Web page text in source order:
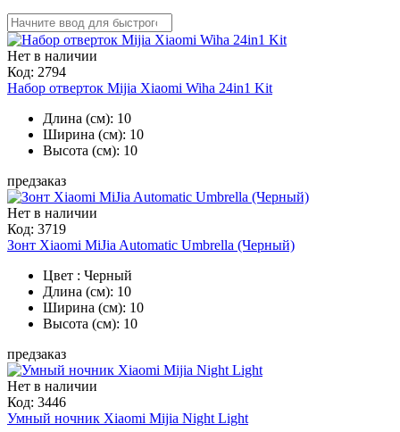
Нет в наличии
Код: 2794
Набор отверток Mijia Xiaomi Wiha 24in1 Kit
Длина (см): 10
Ширина (см): 10
Высота (см): 10
предзаказ
Нет в наличии
Код: 3719
Зонт Xiaomi MiJia Automatic Umbrella (Черный)
Цвет : Черный
Длина (см): 10
Ширина (см): 10
Высота (см): 10
предзаказ
Нет в наличии
Код: 3446
Умный ночник Xiaomi Mijia Night Light